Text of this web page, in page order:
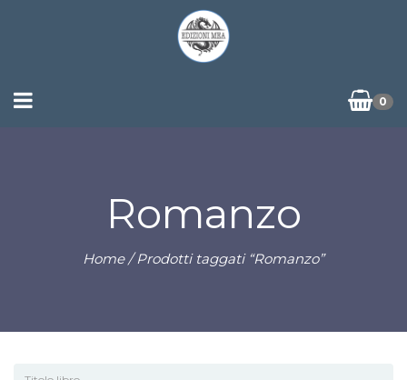
0
Romanzo
Home/ Prodotti taggati “Romanzo”